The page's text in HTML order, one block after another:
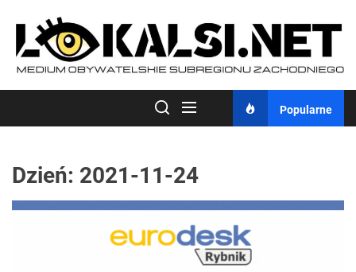
content
Popularne
Dzień: 2021-11-24